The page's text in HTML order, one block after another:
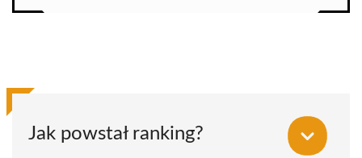
Jak powstał ranking?